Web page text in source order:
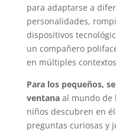
para adaptarse a
personalidades,
dispositivos
un compañero
en múltiples
Para los pequeños,
ventanaal mundo de
niños descubren en
preguntas curiosas y